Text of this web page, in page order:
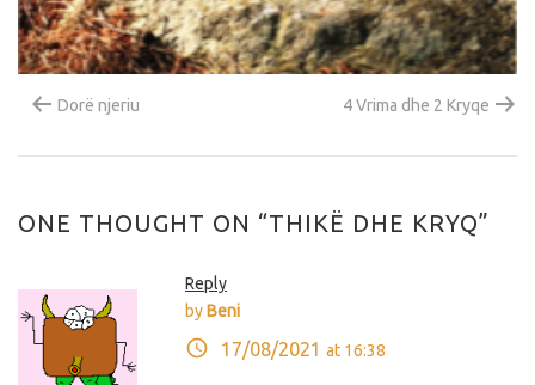
Dorë njeriu 4 Vrima dhe 2 Kryqe
ONE THOUGHT ON “THIKË DHE KRYQ”
Reply
byBeni
17/08/2021 at 16:38